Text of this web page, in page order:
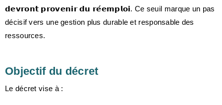
𝗱𝗲𝘃𝗿𝗼𝗻𝘁 𝗽𝗿𝗼𝘃𝗲𝗻𝗶𝗿 𝗱𝘂 𝗿𝗲́𝗲𝗺𝗽𝗹𝗼𝗶. Ce seuil marque un pas
décisif vers une gestion plus durable et responsable des
ressources.
Objectif du décret
Le décret vise à :